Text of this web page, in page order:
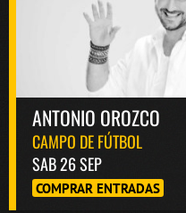
ANTONIO OROZCO
CAMPO DE FÚTBOL
SAB 26 SEP
COMPRAR ENTRADAS